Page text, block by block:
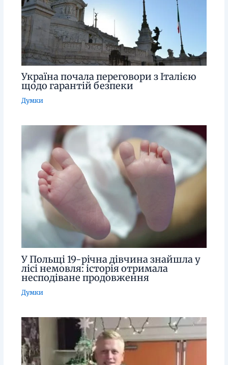
Україна почала переговори з Італією
щодо гарантій безпеки
Думки
У Польщі 19-річна дівчина знайшла у
лісі немовля: історія отримала
несподіване продовження
Думки